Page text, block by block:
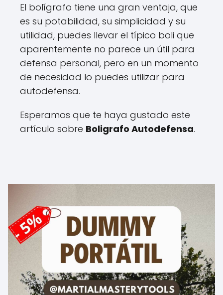
El bolígrafo tiene una gran ventaja, que
es su potabilidad, su simplicidad y su
utilidad, puedes llevar el típico boli que
aparentemente no parece un útil para
defensa personal, pero en un momento
de necesidad lo puedes utilizar para
autodefensa.
Esperamos que te haya gustado este
artículo sobre Boligrafo Autodefensa.